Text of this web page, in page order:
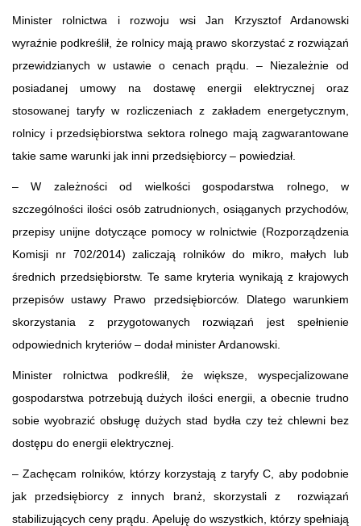
Minister rolnictwa i rozwoju wsi Jan Krzysztof Ardanowski
wyraźnie podkreślił, że rolnicy mają prawo skorzystać z rozwiązań
przewidzianych w ustawie o cenach prądu. – Niezależnie od
posiadanej umowy na dostawę energii elektrycznej oraz
stosowanej taryfy w rozliczeniach z zakładem energetycznym,
rolnicy i przedsiębiorstwa sektora rolnego mają zagwarantowane
takie same warunki jak inni przedsiębiorcy – powiedział.
– W zależności od wielkości gospodarstwa rolnego, w
szczególności ilości osób zatrudnionych, osiąganych przychodów,
przepisy unijne dotyczące pomocy w rolnictwie (Rozporządzenia
Komisji nr 702/2014) zaliczają rolników do mikro, małych lub
średnich przedsiębiorstw. Te same kryteria wynikają z krajowych
przepisów ustawy Prawo przedsiębiorców. Dlatego warunkiem
skorzystania z przygotowanych rozwiązań jest spełnienie
odpowiednich kryteriów – dodał minister Ardanowski.
Minister rolnictwa podkreślił, że większe, wyspecjalizowane
gospodarstwa potrzebują dużych ilości energii, a obecnie trudno
sobie wyobrazić obsługę dużych stad bydła czy też chlewni bez
dostępu do energii elektrycznej.
– Zachęcam rolników, którzy korzystają z taryfy C, aby podobnie
jak przedsiębiorcy z innych branż, skorzystali z rozwiązań
stabilizujących ceny prądu. Apeluję do wszystkich, którzy spełniają